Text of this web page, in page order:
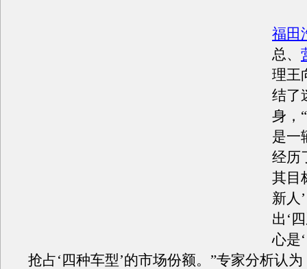
福田
总、
理王
结了
身，
是一
经历
其目
新人
出‘
心是
抢占‘四种车型’的市场份额。”专家分析认